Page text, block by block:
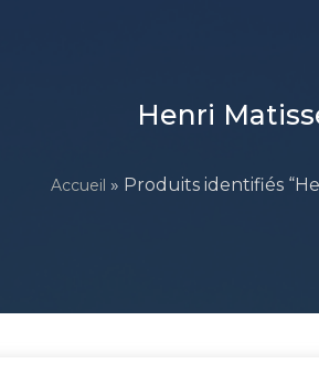
Henri
Accueil » Produits identifiés